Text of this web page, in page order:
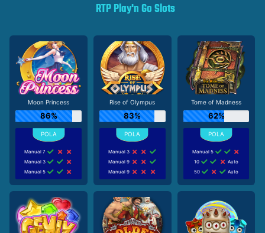
RTP Play'n Go Slots
Moon Princess
86%
Manual 7
Manual 3
Manual 5
Rise of Olympus
83%
Manual 3
Manual 9
Manual 9
Tome of Madness
62%
Manual 5
10
Auto
50
Auto